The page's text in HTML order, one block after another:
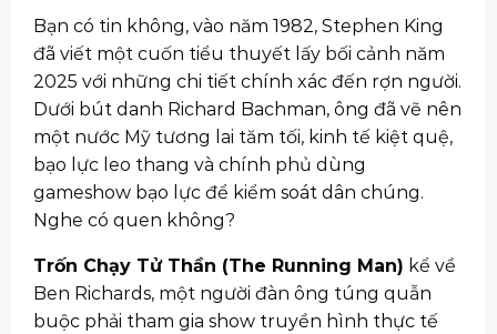
Bạn có tin không, vào năm 1982, Stephen King
đã viết một cuốn tiểu thuyết lấy bối cảnh năm
2025 với những chi tiết chính xác đến rợn người.
Dưới bút danh Richard Bachman, ông đã vẽ nên
một nước Mỹ tương lai tăm tối, kinh tế kiệt quệ,
bạo lực leo thang và chính phủ dùng
gameshow bạo lực để kiểm soát dân chúng.
Nghe có quen không?
Trốn Chạy Tử Thần (The Running Man) kể về
Ben Richards, một người đàn ông túng quẫn
buộc phải tham gia show truyền hình thực tế